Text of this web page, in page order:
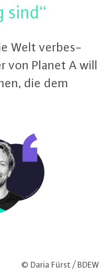
sind“
Welt ver­bes­
von Planet A will
die dem
© Daria Fürst / BDEW